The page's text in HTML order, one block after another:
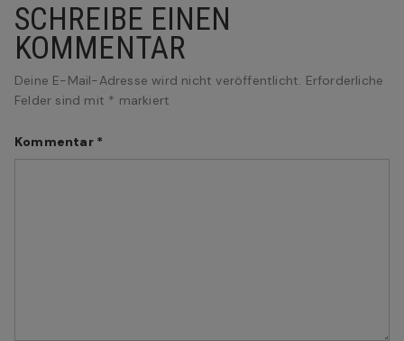
SCHREIBE EINEN
KOMMENTAR
Deine E-Mail-Adresse wird nicht veröffentlicht. Erforderliche
Felder sind mit * markiert
Kommentar *